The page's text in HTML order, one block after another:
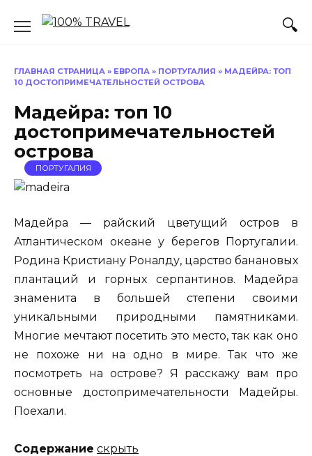
ГЛАВНАЯ СТРАНИЦА » ЕВРОПА » ПОРТУГАЛИЯ » МАДЕЙРА: ТОП
10 ДОСТОПРИМЕЧАТЕЛЬНОСТЕЙ ОСТРОВА
Мадейра: топ 10
достопримечательностей
острова
ПОРТУГАЛИЯ
Мадейра — райский цветущий остров в
Атлантическом океане у берегов Португалии.
Родина Кристиану Роналду, царство банановых
плантаций и горных серпантинов. Мадейра
знаменита в большей степени своими
уникальными природными памятниками.
Многие мечтают посетить это место, так как оно
не похоже ни на одно в мире. Так что же
посмотреть на острове? Я расскажу вам про
основные достопримечательности Мадейры.
Поехали.
Содержание скрыть